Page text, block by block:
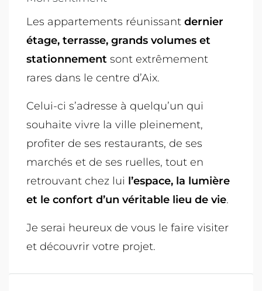
Les appartements réunissant dernier
étage, terrasse, grands volumes et
stationnement sont extrêmement
rares dans le centre d’Aix.
Celui-ci s’adresse à quelqu’un qui
souhaite vivre la ville pleinement,
profiter de ses restaurants, de ses
marchés et de ses ruelles, tout en
retrouvant chez lui l’espace, la lumière
et le confort d’un véritable lieu de vie.
Je serai heureux de vous le faire visiter
et découvrir votre projet.